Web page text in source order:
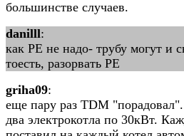
большинстве случаев.
danilll:
как PE не надо- трубу могут и
тоесть, разорвать РЕ
griha09:
еще пару раз TDM
два электрокотла по 30кВт.